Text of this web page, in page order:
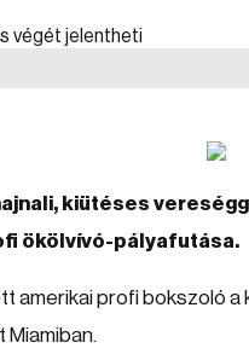
kiütéses
ökölvívó-pályafutása.
amerikai profi bokszoló